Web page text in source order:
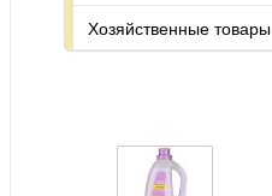
Хозяйственные товары